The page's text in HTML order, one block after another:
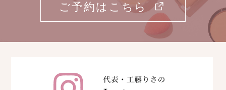
ご予約はこちら